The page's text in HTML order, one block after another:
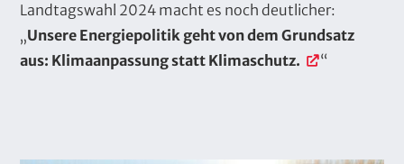
Landtagswahl 2024 macht es noch deutlicher:
„Unsere Energiepolitik geht von dem Grundsatz
aus: Klimaanpassung statt Klimaschutz.
“